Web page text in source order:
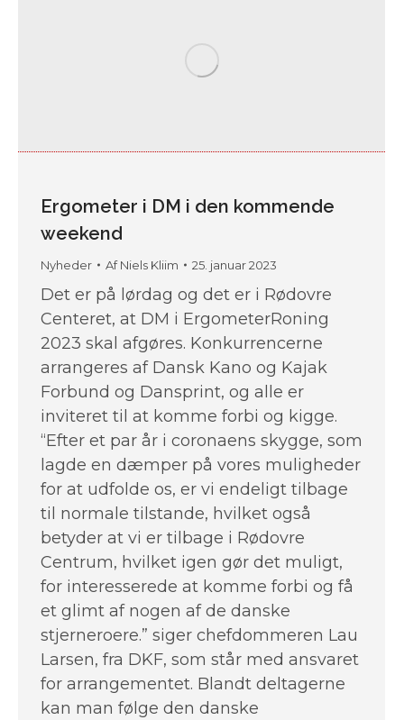
Ergometer i DM i den kommende
weekend
Nyheder AfNiels Kliim 25. januar 2023
Det er på lørdag og det er i Rødovre
Centeret, at DM i ErgometerRoning
2023 skal afgøres. Konkurrencerne
arrangeres af Dansk Kano og Kajak
Forbund og Dansprint, og alle er
inviteret til at komme forbi og kigge.
“Efter et par år i coronaens skygge, som
lagde en dæmper på vores muligheder
for at udfolde os, er vi endeligt tilbage
til normale tilstande, hvilket også
betyder at vi er tilbage i Rødovre
Centrum, hvilket igen gør det muligt,
for interesserede at komme forbi og få
et glimt af nogen af de danske
stjerneroere.” siger chefdommeren Lau
Larsen, fra DKF, som står med ansvaret
for arrangementet. Blandt deltagerne
kan man følge den danske